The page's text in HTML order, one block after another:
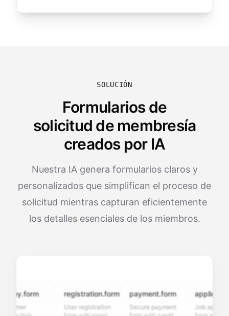
SOLUCIÓN
Formularios de
solicitud de membresía
creados por IA
Nuestra IA genera formularios claros y
personalizados que simplifican el proceso de
solicitud mientras capturan eficientemente
los detalles esenciales de los miembros.
registration.form
User registration
payment.form
Secure payment
Job application